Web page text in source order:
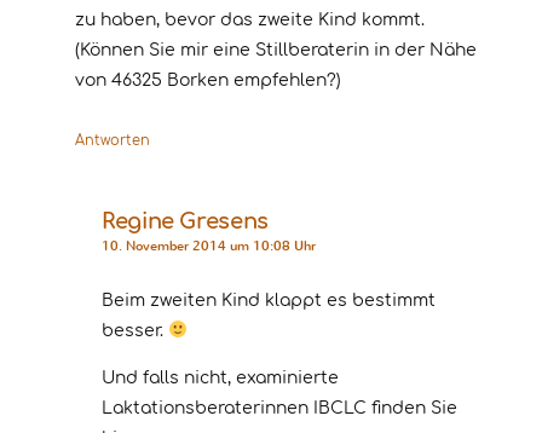
zu haben, bevor das zweite Kind kommt.
(Können Sie mir eine Stillberaterin in der Nähe
von 46325 Borken empfehlen?)
Antworten
Regine Gresens
10. November 2014 um 10:08 Uhr
Beim zweiten Kind klappt es bestimmt
besser.
Und falls nicht, examinierte
Laktationsberaterinnen IBCLC finden Sie